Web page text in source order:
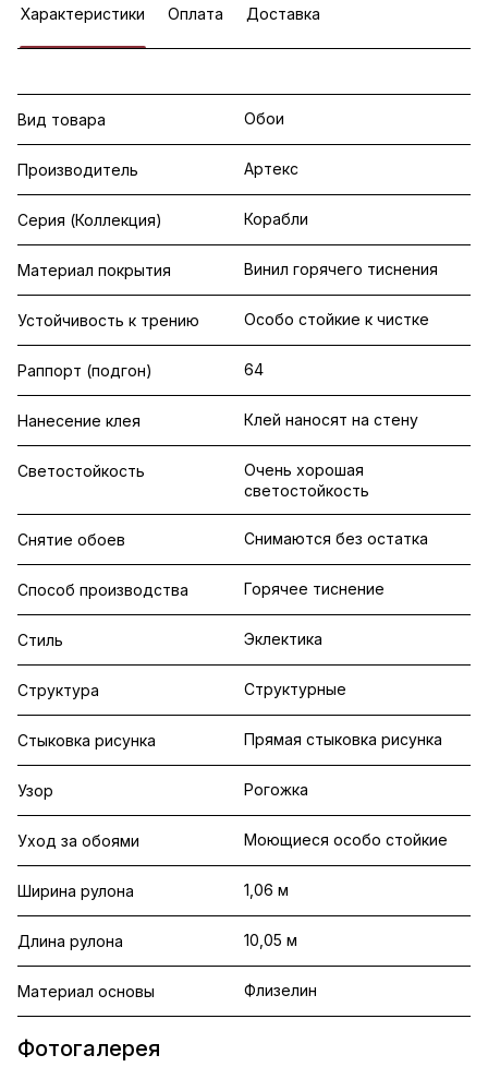
Характеристики Оплата Доставка
Вид товара Обои
Производитель Артекс
Серия (Коллекция) Корабли
Материал покрытия Винил горячего тиснения
Устойчивость к трению Особо стойкие к чистке
Раппорт (подгон) 64
Нанесение клея Клей наносят на стену
Светостойкость
Очень хорошая
светостойкость
Снятие обоев Снимаются без остатка
Способ производства Горячее тиснение
Стиль Эклектика
Структура Структурные
Стыковка рисунка Прямая стыковка рисунка
Узор Рогожка
Уход за обоями Моющиеся особо стойкие
Ширина рулона 1,06 м
Длина рулона 10,05 м
Материал основы Флизелин
Фотогалерея